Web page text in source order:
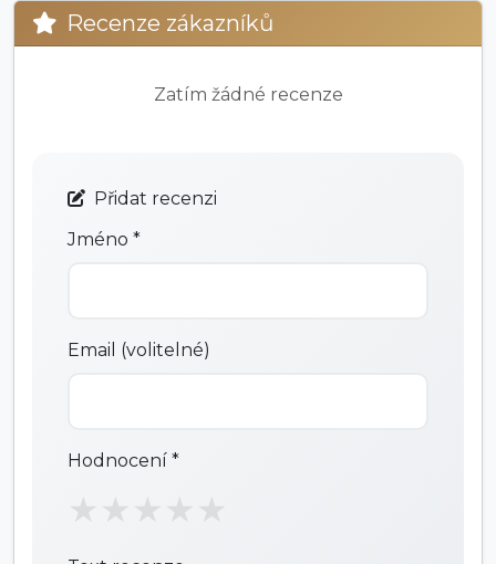
Recenze zákazníků
Zatím žádné recenze
Přidat recenzi
Jméno *
Email (volitelné)
Hodnocení *
★ ★ ★ ★ ★